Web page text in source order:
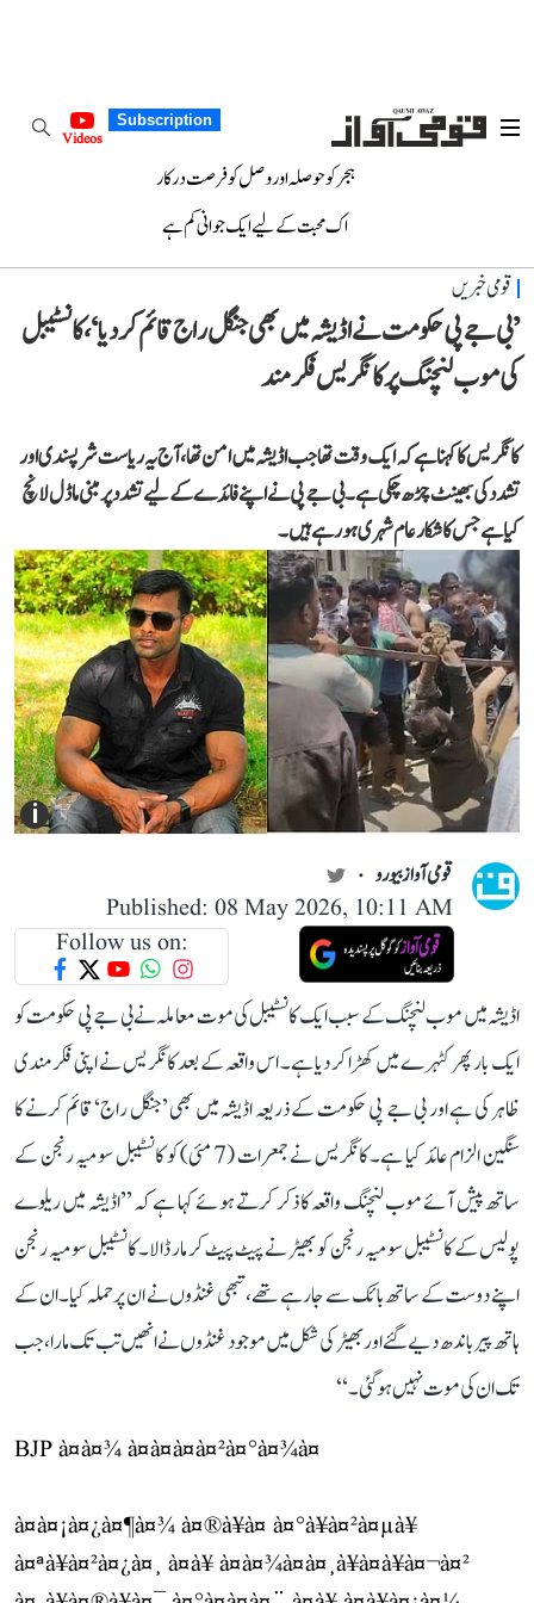
Subscription
Videos
ہجر کو حوصلہ اور وصل کو فرصت درکار
اک محبت کے لیے ایک جوانی کم ہے
قومی خبریں
’بی جے پی حکومت نے اڈیشہ میں بھی جنگل راج قائم کر دیا‘، کانسٹیبل
کی موب لنچنگ پر کانگریس فکرمند
کانگریس کا کہنا ہے کہ ایک وقت تھا جب اڈیشہ میں امن تھا، آج یہ ریاست شرپسندی اور
تشدد کی بھینٹ چڑھ چکی ہے۔ بی جے پی نے اپنے فائدے کے لیے تشدد پر مبنی ماڈل لانچ
کیا ہے جس کا شکار عام شہری ہو رہے ہیں۔
i
قومی آواز بیورو
Published: 08 May 2026, 10:11 AM
Follow us on:
اڈیشہ میں موب لنچنگ کے سبب ایک کانسٹیبل کی موت معاملہ نے بی جے پی حکومت کو
ایک بار پھر کٹہرے میں کھڑا کر دیا ہے۔ اس واقعہ کے بعد کانگریس نے اپنی فکرمندی
ظاہر کی ہے اور بی جے پی حکومت کے ذریعہ اڈیشہ میں بھی ’جنگل راج‘ قائم کرنے کا
سنگین الزام عائد کیا ہے۔ کانگریس نے جمعرات (7 مئی) کو کانسٹیبل سومیہ رنجن کے
ساتھ پیش آئے موب لنچنگ واقعہ کا ذکر کرتے ہوئے کہا ہے کہ ’’اڈیشہ میں ریلوے
پولیس کے کانسٹیبل سومیہ رنجن کو بھیڑ نے پیٹ پیٹ کر مار ڈالا۔ کانسٹیبل سومیہ رنجن
اپنے دوست کے ساتھ بائک سے جا رہے تھے، تبھی غنڈوں نے ان پر حملہ کیا۔ ان کے
ہاتھ پیر باندھ دیے گئے اور بھیڑ کی شکل میں موجود غنڈوں نے انھیں تب تک مارا، جب
تک ان کی موت نہیں ہو گئی۔‘‘
BJP à¤à¤¾ à¤à¤à¤à¤²à¤°à¤¾à¤
à¤à¤¡à¤¿à¤¶à¤¾ à¤®à¥à¤ à¤°à¥à¤²à¤µà¥
à¤ªà¥à¤²à¤¿à¤¸ à¤à¥ à¤à¤¾à¤à¤¸à¥à¤à¥à¤¬à¤²